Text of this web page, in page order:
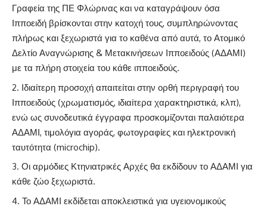
Γραφεία της ΠΕ Φλώρινας και να καταγράψουν όσα
Ιπποειδή βρίσκονται στην κατοχή τους, συμπληρώνοντας
πλήρως και ξεχωριστά για το καθένα από αυτά, το Ατομικό
Δελτίο Αναγνώρισης & Μετακινήσεων Ιπποειδούς (ΑΔΑΜΙ)
με τα πλήρη στοιχεία του κάθε ιπποειδούς.
Ιδιαίτερη προσοχή απαιτείται στην ορθή περιγραφή του
Ιπποειδούς (χρωματισμός, ιδιαίτερα χαρακτηριστικά, κλπ),
ενώ ως συνοδευτικά έγγραφα προσκομίζονται παλαιότερα
ΑΔΑΜΙ, τιμολόγια αγοράς, φωτογραφίες και ηλεκτρονική
ταυτότητα (microchip).
Οι αρμόδιες Κτηνιατρικές Αρχές θα εκδίδουν το ΑΔΑΜΙ για
κάθε ζώο ξεχωριστά.
Το ΑΔΑΜΙ εκδίδεται αποκλειστικά για υγειονομικούς